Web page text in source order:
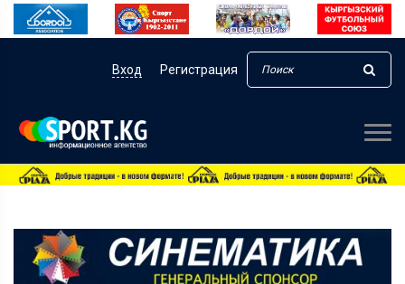
Вход Регистрация